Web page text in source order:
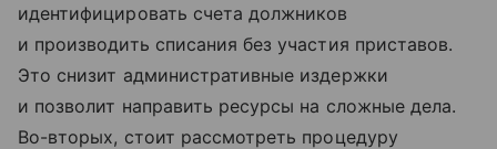
идентифицировать счета должников
и производить списания без участия приставов.
Это снизит административные издержки
и позволит направить ресурсы на сложные дела.
Во-вторых, стоит рассмотреть процедуру